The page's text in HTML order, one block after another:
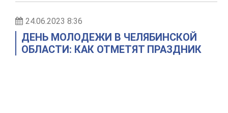
24.06.2023 8:36
ДЕНЬ МОЛОДЕЖИ В ЧЕЛЯБИНСКОЙ
ОБЛАСТИ: КАК ОТМЕТЯТ ПРАЗДНИК